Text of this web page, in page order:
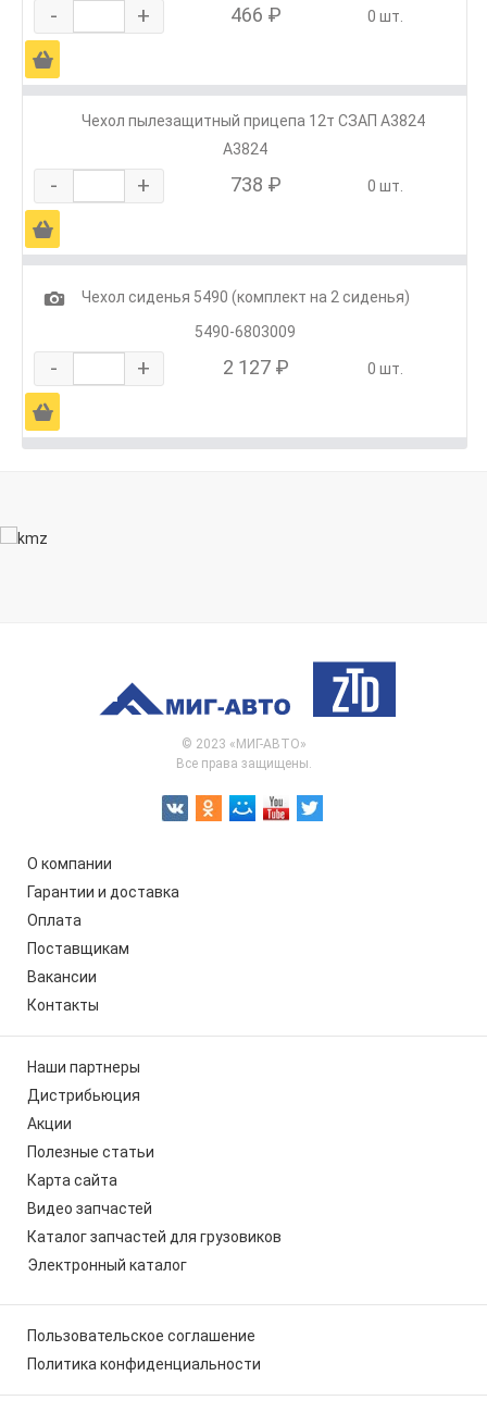
- + 466 ₽ 0 шт.
Ä
Чехол пылезащитный прицепа 12т СЗАП А3824
А3824
- + 738 ₽ 0 шт.
Ä
1
Чехол сиденья 5490 (комплект на 2 сиденья)
5490-6803009
- + 2 127 ₽ 0 шт.
Ä
© 2023 «МИГ-АВТО»
Все права защищены.
О компании
Гарантии и доставка
Оплата
Поставщикам
Вакансии
Контакты
Наши партнеры
Дистрибьюция
Акции
Полезные статьи
Карта сайта
Видео запчастей
Каталог запчастей для грузовиков
Электронный каталог
Пользовательское соглашение
Политика конфиденциальности